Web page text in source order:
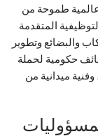
وعالمية طموحة من
المتقدمة
والبضائع وتطوير
حكومية لحملة
ميدانية من